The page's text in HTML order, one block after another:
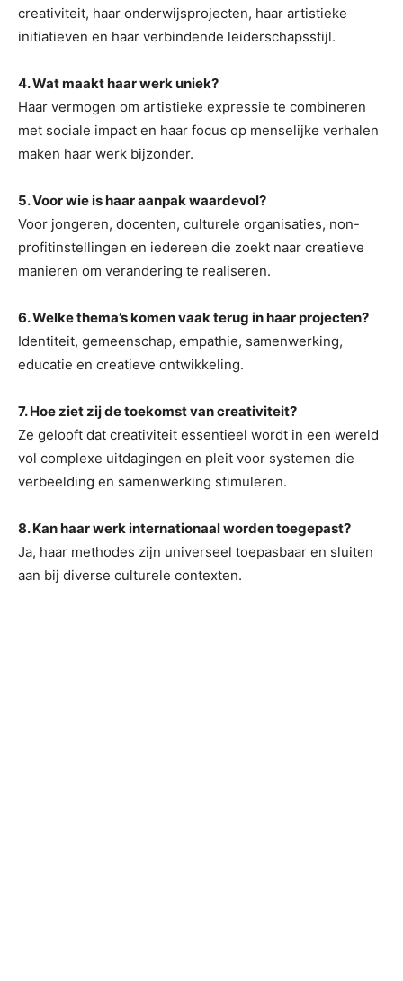
creativiteit, haar onderwijsprojecten, haar artistieke
initiatieven en haar verbindende leiderschapsstijl.
4. Wat maakt haar werk uniek?
Haar vermogen om artistieke expressie te combineren
met sociale impact en haar focus op menselijke verhalen
maken haar werk bijzonder.
5. Voor wie is haar aanpak waardevol?
Voor jongeren, docenten, culturele organisaties, non-
profitinstellingen en iedereen die zoekt naar creatieve
manieren om verandering te realiseren.
6. Welke thema’s komen vaak terug in haar projecten?
Identiteit, gemeenschap, empathie, samenwerking,
educatie en creatieve ontwikkeling.
7. Hoe ziet zij de toekomst van creativiteit?
Ze gelooft dat creativiteit essentieel wordt in een wereld
vol complexe uitdagingen en pleit voor systemen die
verbeelding en samenwerking stimuleren.
8. Kan haar werk internationaal worden toegepast?
Ja, haar methodes zijn universeel toepasbaar en sluiten
aan bij diverse culturele contexten.